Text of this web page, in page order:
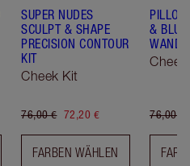
SUPER NUDES
SCULPT & SHAPE
PRECISION CONTOUR
KIT
Cheek Kit
76,00 € 72,20 €
FARBEN WÄHLEN
&
WAND
76,00 €